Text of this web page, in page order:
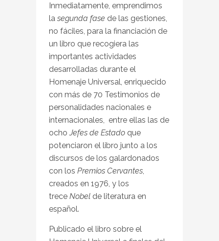
Inmediatamente, emprendimos
la segunda fase de las gestiones,
no fáciles, para la financiación de
un libro que recogiera las
importantes actividades
desarrolladas durante el
Homenaje Universal, enriquecido
con más de 70 Testimonios de
personalidades nacionales e
internacionales, entre ellas las de
ochoJefes de Estado que
potenciaron el libro junto a los
discursos de los galardonados
con los Premios Cervantes
creados en 1976, y los
trece Nobel de literatura en
español.
Publicado el libro sobre el